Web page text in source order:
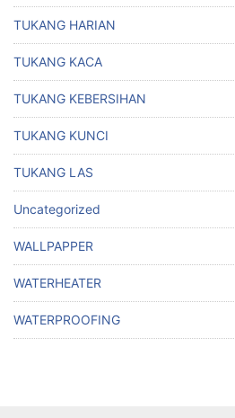
TUKANG HARIAN
TUKANG KACA
TUKANG KEBERSIHAN
TUKANG KUNCI
TUKANG LAS
Uncategorized
WALLPAPPER
WATERHEATER
WATERPROOFING